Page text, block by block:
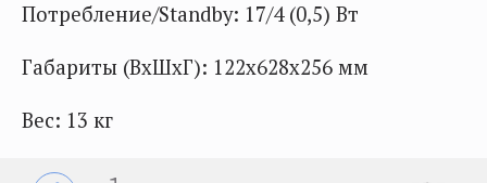
Потребление/Standby: 17/4 (0,5) Вт
Габариты (ВхШхГ): 122х628х256 мм
Вес: 13 кг